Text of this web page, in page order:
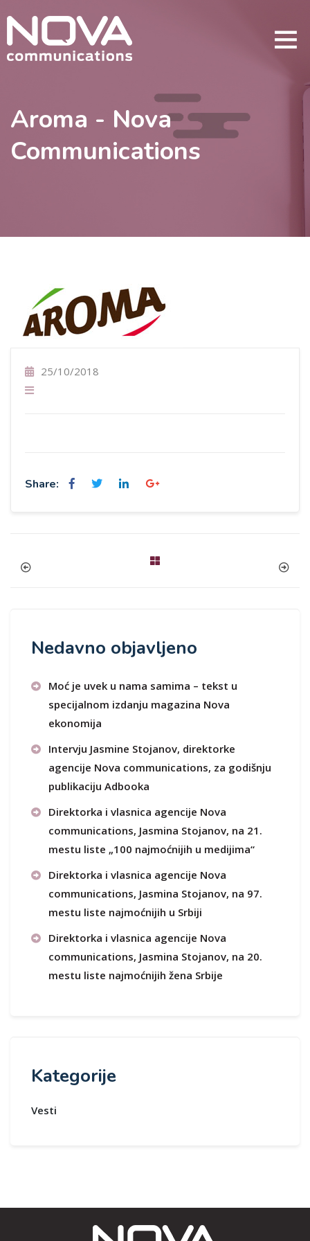
Aroma - Nova
Communications
25/10/2018
Share:
Nedavno objavljeno
Moć je uvek u nama samima – tekst u
specijalnom izdanju magazina Nova
ekonomija
Intervju Jasmine Stojanov, direktorke
agencije Nova communications, za godišnju
publikaciju Adbooka
Direktorka i vlasnica agencije Nova
communications, Jasmina Stojanov, na 21.
mestu liste „100 najmoćnijih u medijima“
Direktorka i vlasnica agencije Nova
communications, Jasmina Stojanov, na 97.
mestu liste najmoćnijih u Srbiji
Direktorka i vlasnica agencije Nova
communications, Jasmina Stojanov, na 20.
mestu liste najmoćnijih žena Srbije
Kategorije
Vesti